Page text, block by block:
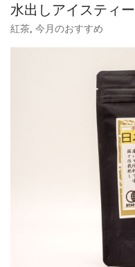
水出しアイスティー
紅茶 今月のおすすめ